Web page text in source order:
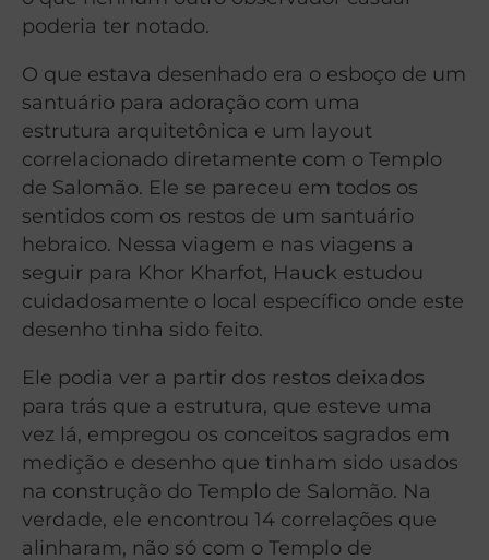
poderia ter notado.
O que estava desenhado era o esboço de um
santuário para adoração com uma
estrutura arquitetônica e um layout
correlacionado diretamente com o Templo
de Salomão. Ele se pareceu em todos os
sentidos com os restos de um santuário
hebraico. Nessa viagem e nas viagens a
seguir para Khor Kharfot, Hauck estudou
cuidadosamente o local específico onde este
desenho tinha sido feito.
Ele podia ver a partir dos restos deixados
para trás que a estrutura, que esteve uma
vez lá, empregou os conceitos sagrados em
medição e desenho que tinham sido usados
na construção do Templo de Salomão. Na
verdade, ele encontrou 14 correlações que
alinharam, não só com o Templo de